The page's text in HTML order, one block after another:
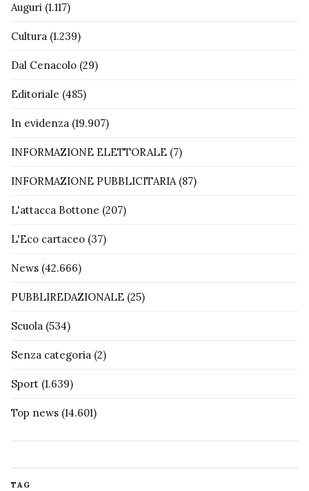
Auguri (1.117)
Cultura (1.239)
Dal Cenacolo (29)
Editoriale (485)
In evidenza (19.907)
INFORMAZIONE ELETTORALE (7)
INFORMAZIONE PUBBLICITARIA(87)
L'attacca Bottone (207)
L'Eco cartaceo (37)
News (42.666)
PUBBLIREDAZIONALE (25)
Scuola (534)
Senza categoria (2)
Sport (1.639)
Top news (14.601)
TAG